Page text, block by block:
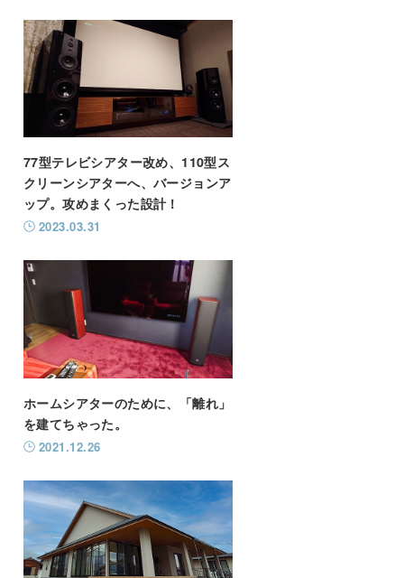
77型テレビシアター改め、110型ス
クリーンシアターへ、バージョンア
ップ。攻めまくった設計！
2023.03.31
ホームシアターのために、「離れ」
を建てちゃった。
2021.12.26